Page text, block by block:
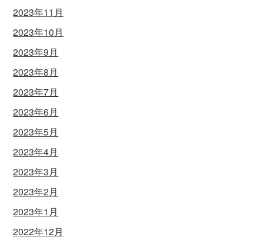
2023年11月
2023年10月
2023年9月
2023年8月
2023年7月
2023年6月
2023年5月
2023年4月
2023年3月
2023年2月
2023年1月
2022年12月